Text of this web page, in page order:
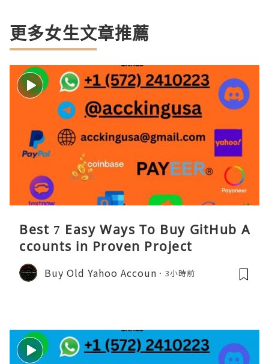
更多女生文章推薦
Best 7 Easy Ways To Buy GitHub A
ccounts in Proven Project
Buy Old Yahoo Accoun 3小時前